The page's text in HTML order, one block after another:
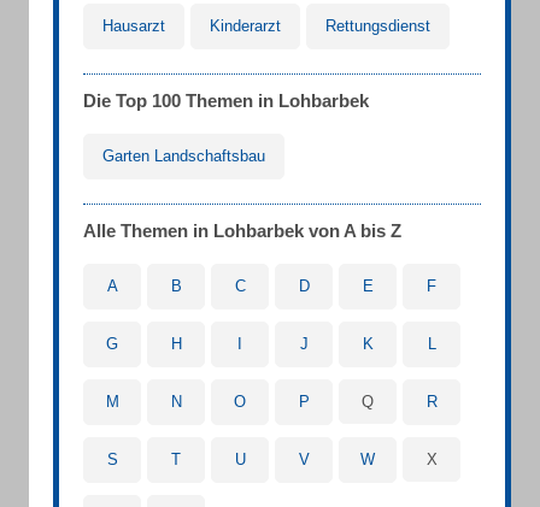
Hausarzt Kinderarzt Rettungsdienst
Die Top 100 Themen in Lohbarbek
Garten Landschaftsbau
Alle Themen in Lohbarbek von A bis Z
A B C D E F
G H J K L
M N O P Q R
S T U V W X